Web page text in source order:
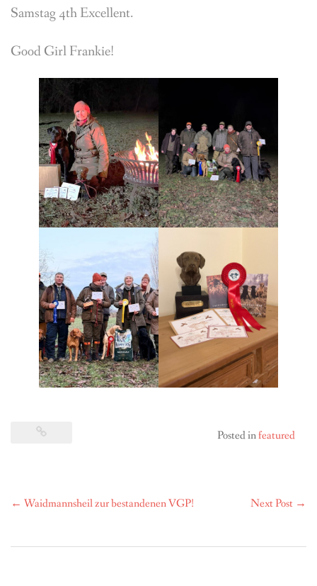
Samstag 4th Excellent.
Good Girl Frankie!
Posted infeatured
Post
← Waidmannsheil zur bestandenen VGP! Next Post →